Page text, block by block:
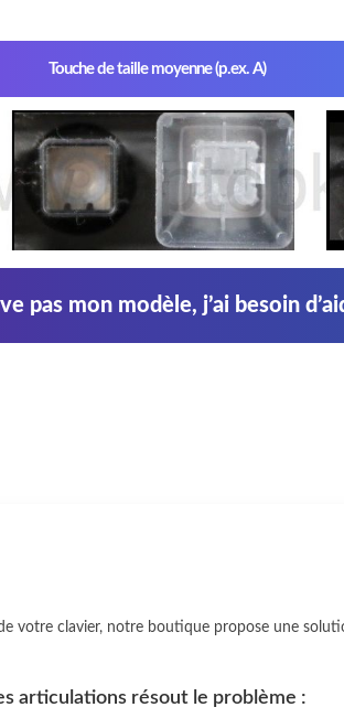
Touche de taille moyenne (p.ex. A)
pas mon modèle, j’ai besoin
votre clavier, notre boutique propose une
articulations résout le problème :